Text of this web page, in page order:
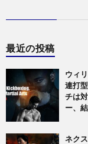
最近の投稿
ウィ
連打
チは
ー、
ネク